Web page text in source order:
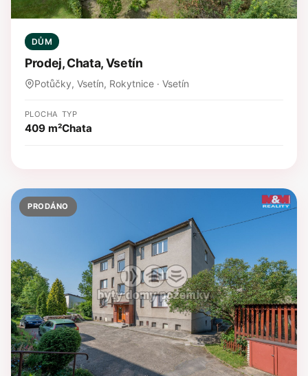
DŮM
Prodej, Chata, Vsetín
Potůčky, Vsetín, Rokytnice · Vsetín
PLOCHA
409 m²
TYP
Chata
PRODÁNO